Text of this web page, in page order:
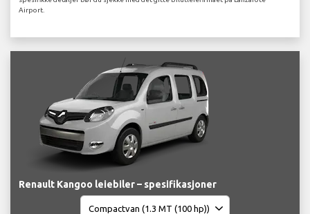
Airport.
Renault Kangoo leiebiler – spesifikasjoner